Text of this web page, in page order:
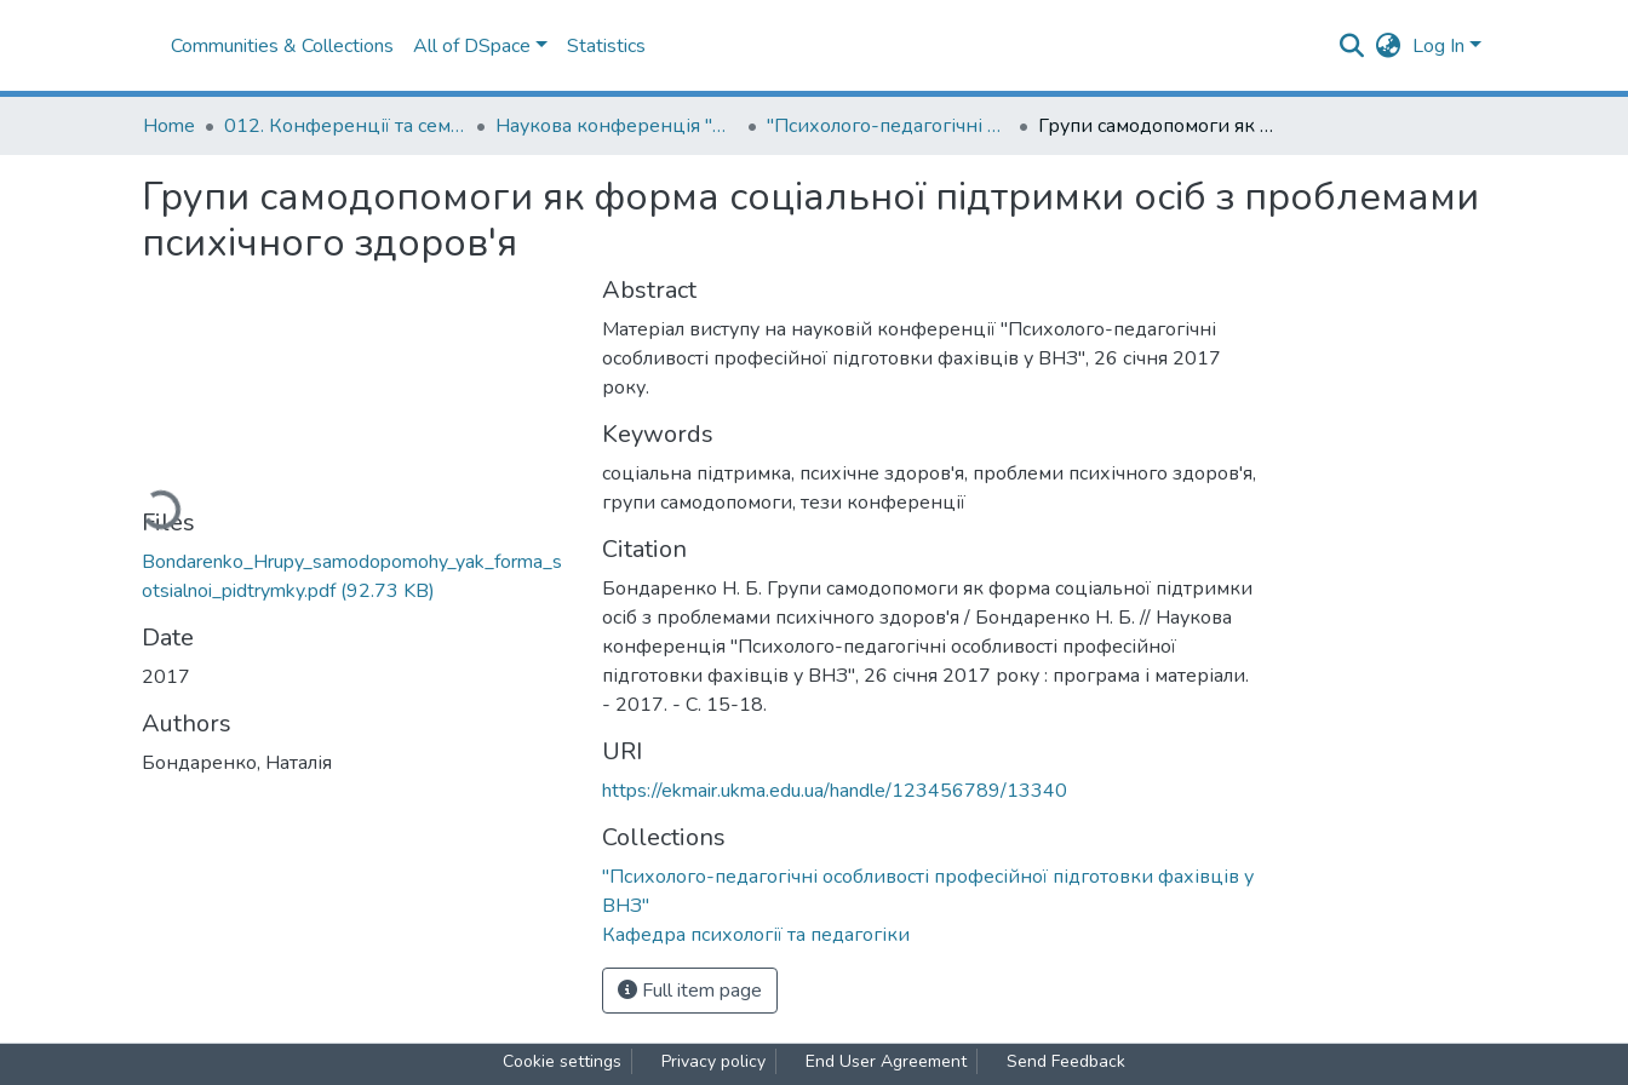
Communities & Collections All of DSpace Statistics Log In
Home 012. Конференції та семінари НаУКМА Наукова конференція "Психолого-педагогічні особливості професійної підготовки фахівців у ВНЗ" "Психолого-педагогічні особливості професійної підготовки фахівців у ВНЗ" Групи самодопомоги як форма соціальної підтримки осіб з проблемами психічного здоров'я
Групи самодопомоги як форма соціальної підтримки осіб з проблемами
психічного здоров'я
Loading...
Files
Bondarenko_Hrupy_samodopomohy_yak_forma_s
otsialnoi_pidtrymky.pdf(92.73 KB)
Date
2017
Authors
Бондаренко, Наталія
Abstract
Матеріал виступу на науковій конференції "Психолого-педагогічні
особливості професійної підготовки фахівців у ВНЗ", 26 січня 2017
року.
Keywords
соціальна підтримка, психічне здоров'я, проблеми психічного здоров'я,
групи самодопомоги, тези конференції
Citation
Бондаренко Н. Б. Групи самодопомоги як форма соціальної підтримки
осіб з проблемами психічного здоров'я / Бондаренко Н. Б. // Наукова
конференція "Психолого-педагогічні особливості професійної
підготовки фахівців у ВНЗ", 26 січня 2017 року : програма і матеріали.
- 2017. - С. 15-18.
URI
https://ekmair.ukma.edu.ua/handle/123456789/13340
Collections
"Психолого-педагогічні особливості професійної підготовки фахівців у
ВНЗ"
Кафедра психології та педагогіки
Full item page
Cookie settings Privacy policy End User Agreement Send Feedback